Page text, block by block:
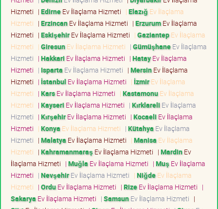
Hizmeti | EdirneEv İlaçlama Hizmeti | Elazığ Ev İlaçlama
Hizmeti | ErzincanEv İlaçlama Hizmeti | ErzurumEv İlaçlama
Hizmeti | EskişehirEv İlaçlama Hizmeti | GaziantepEv İlaçlama
Hizmeti | GiresunEv İlaçlama Hizmeti | GümüşhaneEv İlaçlama
Hizmeti | Hakkari Ev İlaçlama Hizmeti | HatayEv İlaçlama
Hizmeti | Isparta Ev İlaçlama Hizmeti | MersinEv İlaçlama
Hizmeti | İstanbul Ev İlaçlama Hizmeti | İzmirEv İlaçlama
Hizmeti | KarsEv İlaçlama Hizmeti | KastamonuEv İlaçlama
Hizmeti | Kayseri Ev İlaçlama Hizmeti | Kırklareli Ev İlaçlama
Hizmeti | KırşehirEv İlaçlama Hizmeti | Kocaeli Ev İlaçlama
Hizmeti | Konya Ev İlaçlama Hizmeti | Kütahya Ev İlaçlama
Hizmeti | Malatya Ev İlaçlama Hizmeti | Manisa Ev İlaçlama
Hizmeti | Kahramanmaraş Ev İlaçlama Hizmeti | MardinEv
İlaçlama Hizmeti | Muğla Ev İlaçlama Hizmeti | Muş Ev İlaçlama
Hizmeti | NevşehirEv İlaçlama Hizmeti | NiğdeEv İlaçlama
Hizmeti | OrduEv İlaçlama Hizmeti | RizeEv İlaçlama Hizmeti |
Sakarya Ev İlaçlama Hizmeti | SamsunEv İlaçlama Hizmeti |